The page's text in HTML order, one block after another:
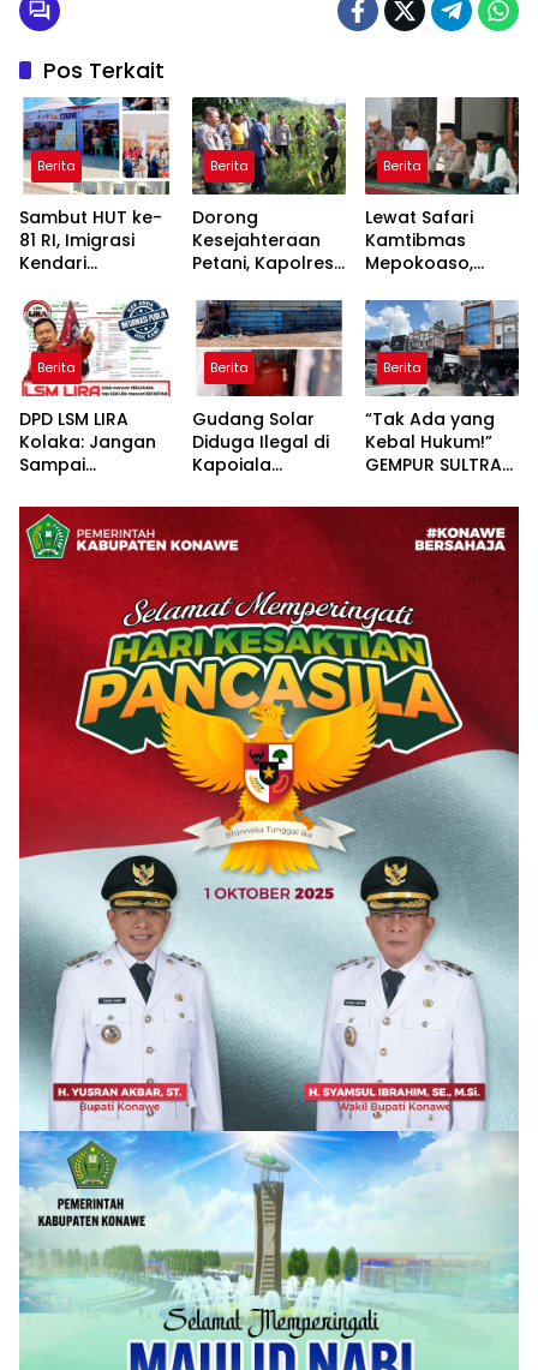
Pos Terkait
Berita
Sambut HUT ke-
81 RI, Imigrasi
Kendari
Bareng Pemkab
Konawe dan BPR
Bahteramas
Adakan Baksos
Berita
Dorong
Kesejahteraan
Petani, Kapolres
Langsung ke
Lahan Jagung
Desa Walay
Berita
Lewat Safari
Kamtibmas
Mepokoaso,
Serap Aspirasi
Masyarakat
Padangguni
Berita
DPD LSM LIRA
Kolaka: Jangan
Sampai
Publik Dibalas
Laporan,
Sementara
Substansi
Hukumnya Tidak
Pernah
Dijelaskan
Secara Terbuka
Berita
Gudang Solar
Diduga Ilegal di
Kapoiala
Dilaporkan ke
Lembaga Hukum
Berita
“Tak Ada yang
Kebal Hukum!”
GEMPUR SULTRA
Fajar S Tanawali
dan PT
Tadisangka, Siap
Kuasai Lahan
Puuwatu